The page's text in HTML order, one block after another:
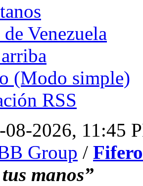
Venezuela
(Modo simple)
RSS
08-2026, 11:45
Group /
manos”